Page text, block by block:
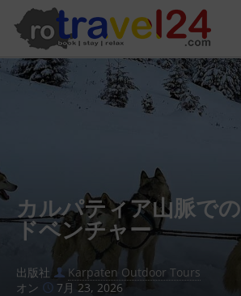
カルパティア山脈で
ドベンチャー
出版社
Karpaten Outdoor Tours
オン
7月 23, 2026